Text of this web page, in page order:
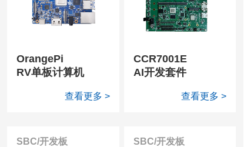
OrangePi
RV单板计算机
查看更多 >
CCR7001E
AI开发套件
查看更多 >
SBC/开发板 SBC/开发板